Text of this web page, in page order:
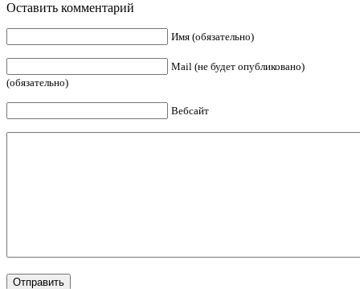
Оставить комментарий
Имя (обязательно)
Mail (не будет опубликовано)
(обязательно)
Вебсайт